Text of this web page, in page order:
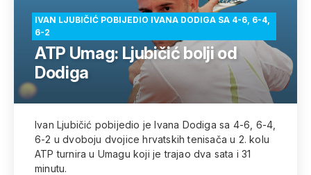
IVAN LJUBIČIĆ POBIJEDIO IVANA DODIGA SA 4-6, 6-4,
6-2
ATP Umag: Ljubičić bolji od
Dodiga
Ivan Ljubičić pobijedio je Ivana Dodiga sa 4-6, 6-4,
6-2 u dvoboju dvojice hrvatskih tenisača u 2. kolu
ATP turnira u Umagu koji je trajao dva sata i 31
minutu.